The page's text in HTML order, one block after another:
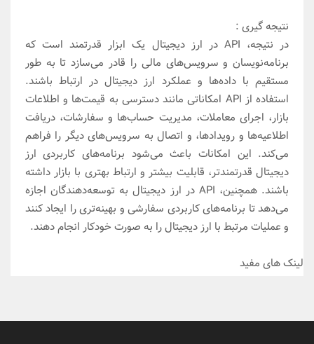
نتیجه گیری :
در نتیجه، API در ارز دیجیتال یک ابزار قدرتمند است که
برنامه‌نویسان و سرویس‌های مالی را قادر می‌سازد تا به طور
مستقیم با داده‌ها و عملکرد ارز دیجیتال در ارتباط باشند.
استفاده از API امکاناتی مانند دسترسی به قیمت‌ها و اطلاعات
بازار، اجرای معاملات، مدیریت حساب‌ها و سفارشات، دریافت
اطلاعیه‌ها و رویدادها، و اتصال به سرویس‌های دیگر را فراهم
می‌کند. این امکانات باعث می‌شود برنامه‌های کاربردی ارز
دیجیتال قدرتمندتر، قابلیت بیشتر و ارتباط بهتری با بازار داشته
باشند. همچنین، API در ارز دیجیتال به توسعه‌دهندگان اجازه
می‌دهد تا برنامه‌های کاربردی سفارشی و بهینه‌تری را ایجاد کنند
و عملیات مرتبط با ارز دیجیتال را به صورت خودکار انجام دهند.
لینک های مفید